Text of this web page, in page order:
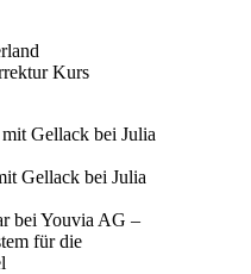
Kurs
Gellack bei Julia
Gellack bei Julia
bei Youvia AG –
für die